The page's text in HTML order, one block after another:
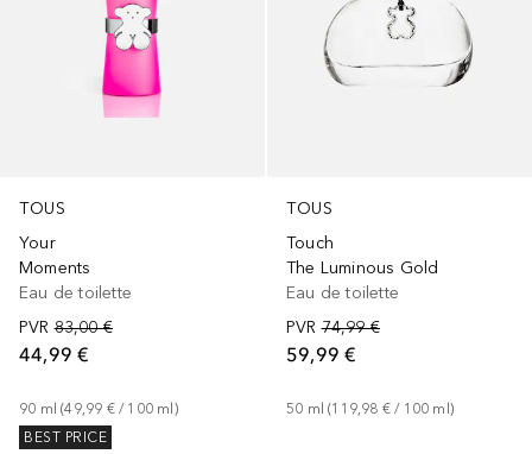
TOUS
Your
Moments
Eau de toilette
PVR 83,00 €
44,99 €
90 ml (49,99 € / 100 ml )
BEST PRICE
TOUS
Touch
The Luminous Gold
Eau de toilette
PVR 74,99 €
59,99 €
50 ml (119,98 € / 100 ml )